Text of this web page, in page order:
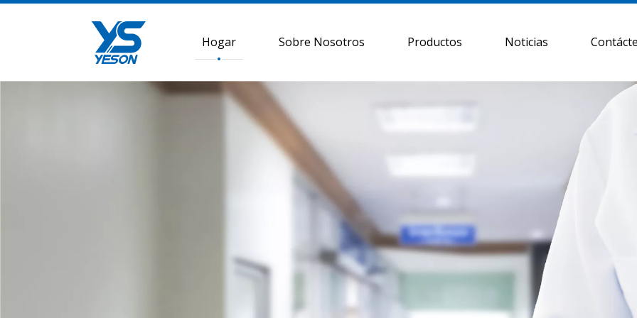
Hogar Sobre Nosotros Productos Noticias